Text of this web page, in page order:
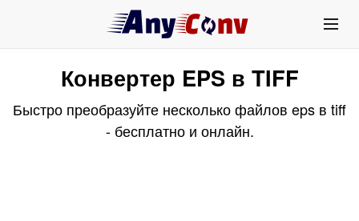
Конвертер EPS в TIFF
Быстро преобразуйте несколько файлов eps в tiff
- бесплатно и онлайн.